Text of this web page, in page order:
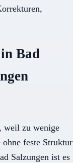
Bad
weil zu wenige
feste Struktur
Salzungen ist es